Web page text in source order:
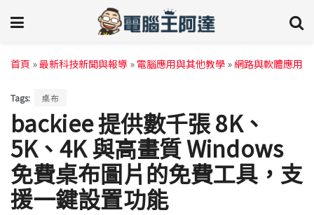
首頁 »最新科技新聞與報導 » 電腦應用與其他教學 »網路與軟體應用
Tags: 桌布
backiee 提供數千張 8K、
5K、4K 與高畫質 Windows
免費桌布圖片的免費工具，支
援一鍵設置功能